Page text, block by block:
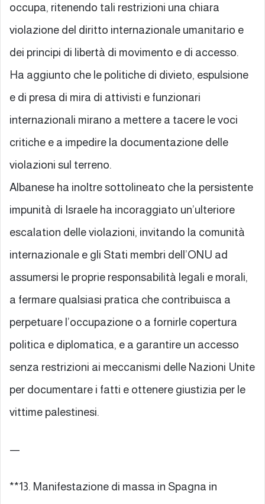
occupa, ritenendo tali restrizioni una chiara
violazione del diritto internazionale umanitario e
dei principi di libertà di movimento e di accesso.
Ha aggiunto che le politiche di divieto, espulsione
e di presa di mira di attivisti e funzionari
internazionali mirano a mettere a tacere le voci
critiche e a impedire la documentazione delle
violazioni sul terreno.
Albanese ha inoltre sottolineato che la persistente
impunità di Israele ha incoraggiato un’ulteriore
escalation delle violazioni, invitando la comunità
internazionale e gli Stati membri dell’ONU ad
assumersi le proprie responsabilità legali e morali,
a fermare qualsiasi pratica che contribuisca a
perpetuare l’occupazione o a fornirle copertura
politica e diplomatica, e a garantire un accesso
senza restrizioni ai meccanismi delle Nazioni Unite
per documentare i fatti e ottenere giustizia per le
vittime palestinesi.
—
**13. Manifestazione di massa in Spagna in